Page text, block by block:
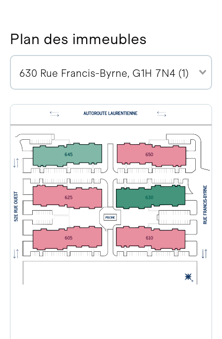
Plan des immeubles
630 Rue Francis-Byrne, G1H 7N4 (1)